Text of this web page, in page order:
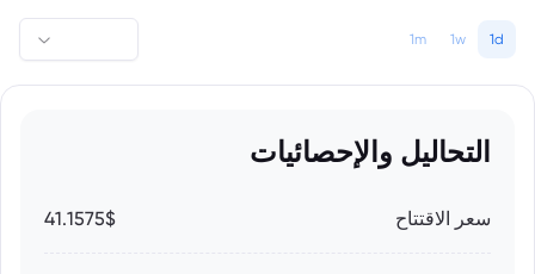
1d
1w
1m
التحاليل والإحصائيات
سعر الاقتتاح 41.1575$